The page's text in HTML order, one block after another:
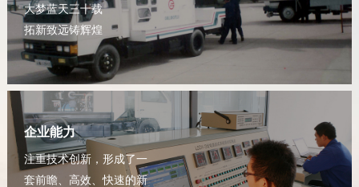
大梦蓝天三十载
拓新致远铸辉煌
企业能力
注重技术创新，形成了一
套前瞻、高效、快速的新